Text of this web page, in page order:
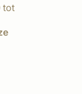
tot